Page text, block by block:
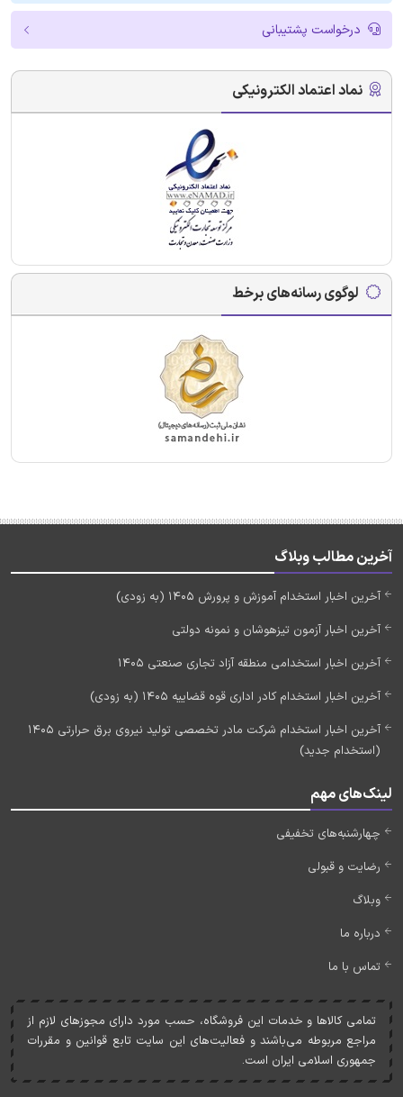
درخواست پشتیبانی
نماد اعتماد الکترونیکی
لوگوی رسانه‌های برخط
آخرین مطالب وبلاگ
آخرین اخبار استخدام آموزش و پرورش 1405 (به زودی)
آخرین اخبار آزمون تیزهوشان و نمونه دولتی
آخرین اخبار استخدامی منطقه آزاد تجاری صنعتی 1405
آخرین اخبار استخدام کادر اداری قوه قضاییه 1405 (به زودی)
آخرین اخبار استخدام شرکت مادر تخصصی تولید نیروی برق حرارتی 1405
(استخدام جدید)
لینک‌های مهم
چهارشنبه‌های تخفیفی
رضایت و قبولی
وبلاگ
درباره ما
تماس با ما
تمامی کالاها و خدمات اين فروشگاه، حسب مورد دارای مجوزهای لازم از
مراجع مربوطه می‌باشند و فعاليت‌های اين سايت تابع قوانين و مقررات
جمهوری اسلامی ايران است.